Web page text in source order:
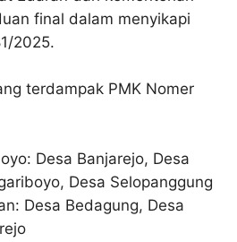
final dalam menyikapi
2025.
terdampak PMK Nomer
Desa Banjarejo, Desa
Desa Selopanggung
Desa Bedagung, Desa